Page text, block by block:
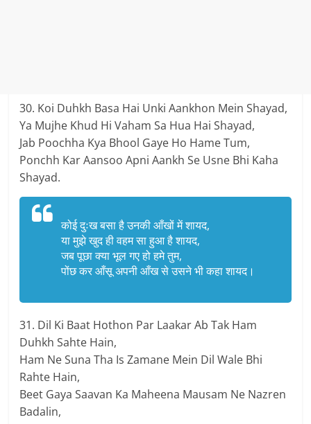
30. Koi Duhkh Basa Hai Unki Aankhon Mein Shayad,
Ya Mujhe Khud Hi Vaham Sa Hua Hai Shayad,
Jab Poochha Kya Bhool Gaye Ho Hame Tum,
Ponchh Kar Aansoo Apni Aankh Se Usne Bhi Kaha
Shayad.
कोई दुःख बसा है उनकी आँखों में शायद,
या मुझे खुद ही वहम सा हुआ है शायद,
जब पूछा क्या भूल गए हो हमे तुम,
पोंछ कर आँसू अपनी आँख से उसने भी कहा शायद।
31. Dil Ki Baat Hothon Par Laakar Ab Tak Ham
Duhkh Sahte Hain,
Ham Ne Suna Tha Is Zamane Mein Dil Wale Bhi
Rahte Hain,
Beet Gaya Saavan Ka Maheena Mausam Ne Nazren
Badalin,